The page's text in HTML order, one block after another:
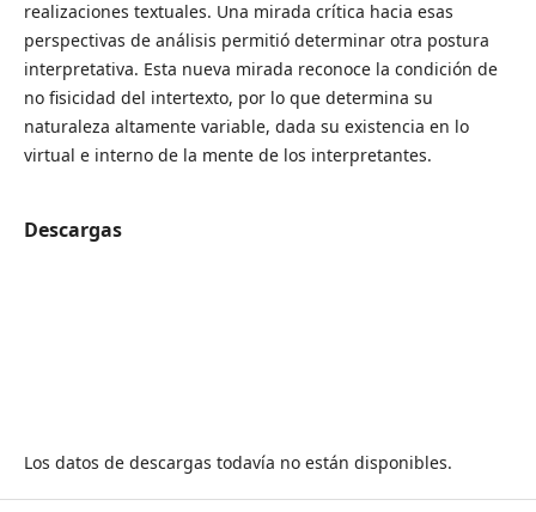
realizaciones textuales. Una mirada crítica hacia esas
perspectivas de análisis permitió determinar otra postura
interpretativa. Esta nueva mirada reconoce la condición de
no fisicidad del intertexto, por lo que determina su
naturaleza altamente variable, dada su existencia en lo
virtual e interno de la mente de los interpretantes.
Descargas
Los datos de descargas todavía no están disponibles.